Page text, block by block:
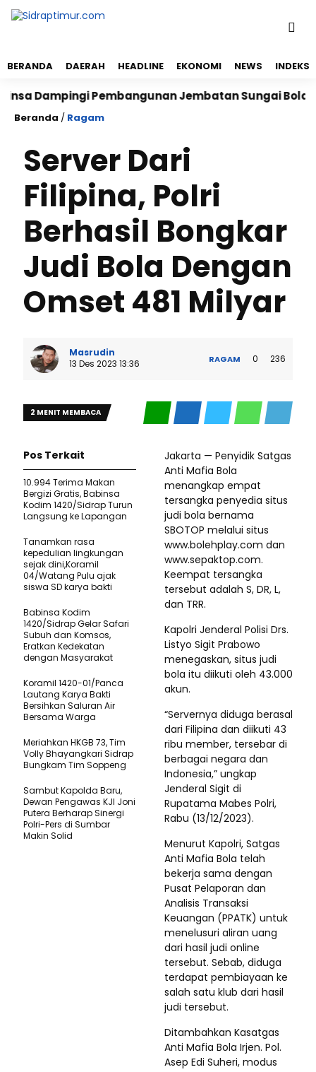
BERANDA DAERAH HEADLINE EKONOMI NEWS INDEKS
Pembangunan Jembatan Sungai Bolalele di
Beranda / Ragam
Server Dari
Filipina, Polri
Berhasil Bongkar
Judi Bola Dengan
Omset 481 Milyar
Masrudin
13 Des 2023 13:36
RAGAM 0 236
2 MENIT MEMBACA
Jakarta — Penyidik Satgas
Anti Mafia Bola
menangkap empat
tersangka penyedia situs
judi bola bernama
SBOTOP melalui situs
www.bolehplay.com dan
www.sepaktop.com.
Keempat tersangka
tersebut adalah S, DR, L,
dan TRR.
Kapolri Jenderal Polisi Drs.
Listyo Sigit Prabowo
menegaskan, situs judi
bola itu diikuti oleh 43.000
akun.
“Servernya diduga berasal
dari Filipina dan diikuti 43
ribu member, tersebar di
berbagai negara dan
Indonesia,” ungkap
Jenderal Sigit di
Rupatama Mabes Polri,
Rabu (13/12/2023).
Menurut Kapolri, Satgas
Anti Mafia Bola telah
bekerja sama dengan
Pusat Pelaporan dan
Analisis Transaksi
Keuangan (PPATK) untuk
menelusuri aliran uang
dari hasil judi online
tersebut. Sebab, diduga
terdapat pembiayaan ke
salah satu klub dari hasil
judi tersebut.
Ditambahkan Kasatgas
Anti Mafia Bola Irjen. Pol.
Asep Edi Suheri, modus
Pos Terkait
10.994 Terima Makan
Bergizi Gratis, Babinsa
Kodim 1420/Sidrap Turun
Langsung ke Lapangan
Tanamkan rasa
kepedulian lingkungan
sejak dini,Koramil
04/Watang Pulu ajak
siswa SD karya bakti
Babinsa Kodim
1420/Sidrap Gelar Safari
Subuh dan Komsos,
Eratkan Kedekatan
dengan Masyarakat
Koramil 1420-01/Panca
Lautang Karya Bakti
Bersihkan Saluran Air
Bersama Warga
Meriahkan HKGB 73, Tim
Volly Bhayangkari Sidrap
Bungkam Tim Soppeng
Sambut Kapolda Baru,
Dewan Pengawas KJI Joni
Putera Berharap Sinergi
Polri-Pers di Sumbar
Makin Solid